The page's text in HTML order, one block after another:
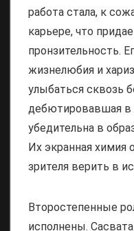
работа стала, к
карьере, что
пронзительность.
жизнелюбия и
улыбаться сквозь
дебютировавшая в
убедительна в
Их экранная химия
зрителя верить в
Второстепенные
исполнены.